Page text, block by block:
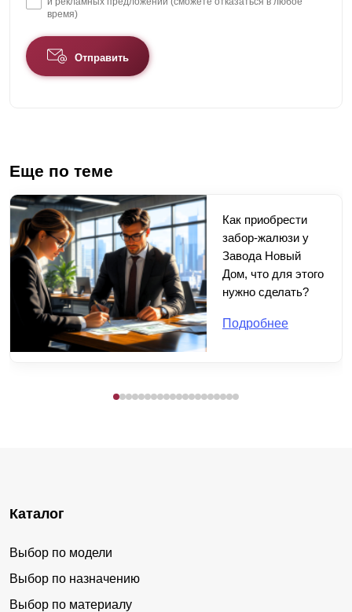
время)
Отправить
Еще по теме
Как приобрести
забор-жалюзи у
Завода Новый
Дом, что для этого
нужно сделать?
Подробнее
Каталог
Выбор по модели
Выбор по назначению
Выбор по материалу